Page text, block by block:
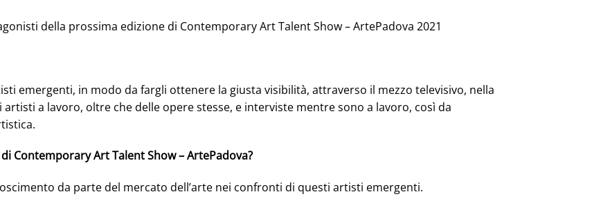
della prossima edizione di Contemporary Art Talent Show – ArtePadova 2021
emergenti, in modo da fargli ottenere la giusta visibilità, attraverso il mezzo televisivo, nella
a lavoro, oltre che delle opere stesse, e interviste mentre sono a lavoro, così da
Contemporary Art Talent Show – ArtePadova?
da parte del mercato dell’arte nei confronti di questi artisti emergenti.